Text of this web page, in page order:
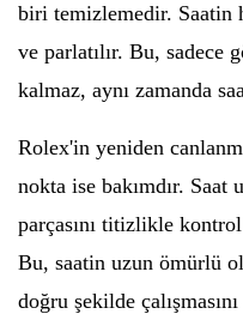
biri temizlemedir. Saatin
ve parlatılır. Bu, sadece
kalmaz, aynı zamanda
Rolex'in yeniden
nokta ise bakımdır. Saat
parçasını titizlikle
Bu, saatin uzun ömürlü
doğru şekilde